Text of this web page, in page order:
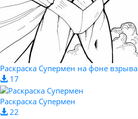
Раскраска Супермен на фоне взрыва
17
Раскраска Супермен
22